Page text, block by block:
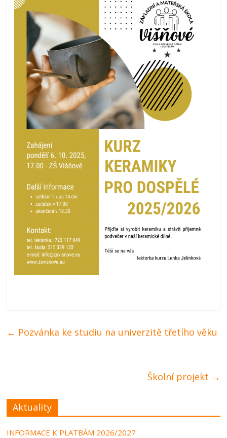
← Pozvánka ke studiu na univerzitě třetího věku
Školní projekt →
Aktuality
INFORMACE K PLATBÁM 2026/2027